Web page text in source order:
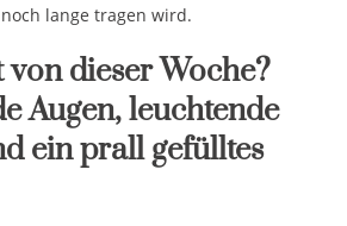
lange tragen wird.
von dieser Woche?
Augen, leuchtende
ein prall gefülltes